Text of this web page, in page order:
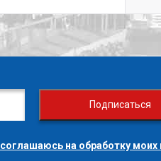
Подписаться
соглашаюсь на обработку